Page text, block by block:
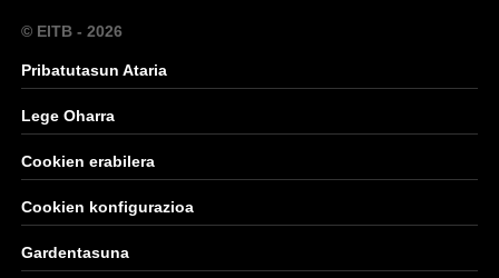
© EITB - 2026
Pribatutasun Ataria
Lege Oharra
Cookien erabilera
Cookien konfigurazioa
Gardentasuna